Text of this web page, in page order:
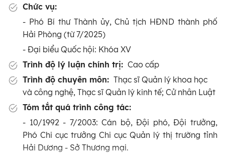
Chức vụ:
- Phó Bí thư Thành ủy, Chủ tịch HĐND thành phố
Hải Phòng (từ 7/2025)
- Đại biểu Quốc hội: Khóa XV
Trình độ lý luận chính trị: Cao cấp
Trình độ chuyên môn: Thạc sĩ Quản lý khoa học
và công nghệ, Thạc sĩ Quản lý kinh tế; Cử nhân Luật
Tóm tắt quá trình công tác:
- 10/1992 - 7/2003: Cán bộ, Đội phó, Đội trưởng,
Phó Chi cục trưởng Chi cục Quản lý thị trường tỉnh
Hải Dương - Sở Thương mại.